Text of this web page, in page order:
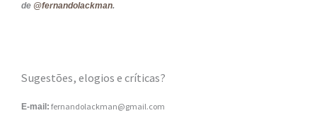
de @fernandolackman.
Sugestões, elogios e críticas?
E-mail: fernandolackman@gmail.com